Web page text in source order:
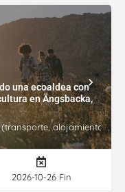
una ecoaldea con
en Ängsbacka,
alojamiento,
2026-10-26 Fin